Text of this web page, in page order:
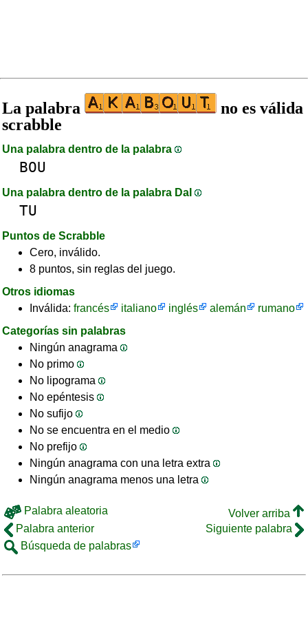
La palabra
no es válida
scrabble
Una palabra dentro de la palabra
BOU
Una palabra dentro de la palabra DaI
TU
Puntos de Scrabble
Cero, inválido.
8 puntos, sin reglas del juego.
Otros idiomas
Inválida: francés italiano inglés alemán
rumano
Categorías sin palabras
Ningún anagrama
No primo
No lipograma
No epéntesis
No sufijo
No se encuentra en el medio
No prefijo
Ningún anagrama con una letra extra
Ningún anagrama menos una letra
Palabra aleatoria
Volver arriba
Palabra anterior
Siguiente palabra
Búsqueda de palabras